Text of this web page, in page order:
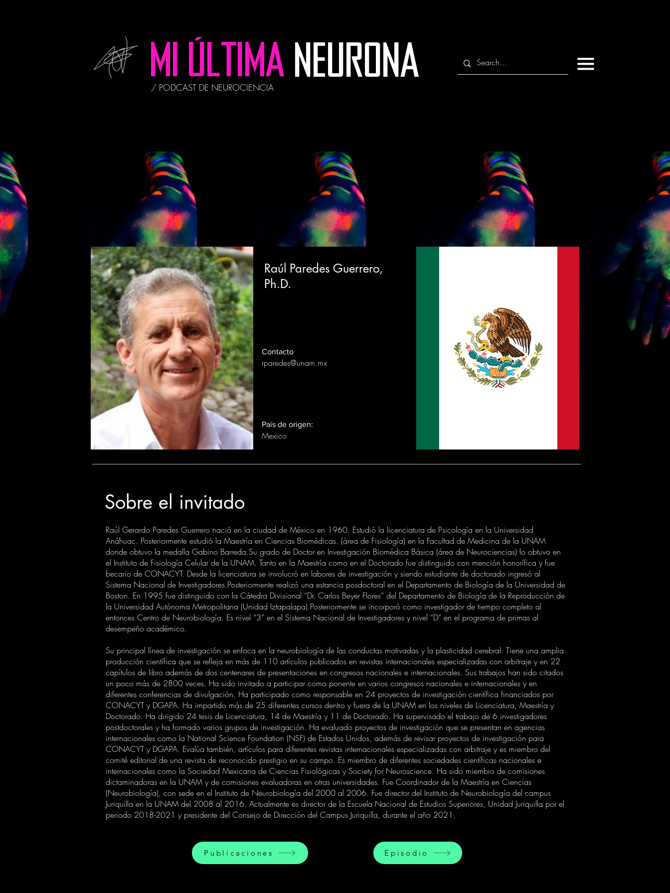
MI ÚLTIMA
/ PODCAST DE NEUROCIENCIA NEURONA
Raúl Paredes Guerrero,
Ph.D.
Contacto
rparedes@unam.mx
País de origen:
Mexico
Sobre el invitado
Raúl Gerardo Paredes Guerrero nació en la ciudad de México en 1960. Estudió la licenciatura de Psicología en la Universidad
Anáhuac. Posteriormente estudió la Maestría en Ciencias Biomédicas. (área de Fisiología) en la Facultad de Medicina de la UNAM
donde obtuvo la medalla Gabino Barreda.Su grado de Doctor en Investigación Biomédica Básica (área de Neurociencias) lo obtuvo en
el Instituto de Fisiología Celular de la UNAM. Tanto en la Maestría como en el Doctorado fue distinguido con mención honorífica y fue
becario de CONACYT. Desde la licenciatura se involucró en labores de investigación y siendo estudiante de doctorado ingresó al
Sistema Nacional de Investigadores.Posteriormente realizó una estancia posdoctoral en el Departamento de Biología de la Universidad de
Boston. En 1995 fue distinguido con la Cátedra Divisional “Dr. Carlos Beyer Flores” del Departamento de Biología de la Reproducción de
la Universidad Autónoma Metropolitana (Unidad Iztapalapa).Posteriormente se incorporó como investigador de tiempo completo al
entonces Centro de Neurobiología. Es nivel “3” en el Sistema Nacional de Investigadores y nivel “D” en el programa de primas al
desempeño académico.
Su principal línea de investigación se enfoca en la neurobiología de las conductas motivadas y la plasticidad cerebral. Tiene una amplia
producción científica que se refleja en más de 110 artículos publicados en revistas internacionales especializadas con arbitraje y en 22
capítulos de libro además de dos centenares de presentaciones en congresos nacionales e internacionales. Sus trabajos han sido citados
un poco más de 2800 veces. Ha sido invitado a participar como ponente en varios congresos nacionales e internacionales y en
diferentes conferencias de divulgación. Ha participado como responsable en 24 proyectos de investigación científica financiados por
CONACYT y DGAPA. Ha impartido más de 25 diferentes cursos dentro y fuera de la UNAM en los niveles de Licenciatura, Maestría y
Doctorado. Ha dirigido 24 tesis de Licenciatura, 14 de Maestría y 11 de Doctorado. Ha supervisado el trabajo de 6 investigadores
postdoctorales y ha formado varios grupos de investigación. Ha evaluado proyectos de investigación que se presentan en agencias
internacionales como la National Science Foundation (NSF) de Estados Unidos, además de revisar proyectos de investigación para
CONACYT y DGAPA. Evalúa también, artículos para diferentes revistas internacionales especializadas con arbitraje y es miembro del
comité editorial de una revista de reconocido prestigio en su campo. Es miembro de diferentes sociedades científicas nacionales e
internacionales como la Sociedad Mexicana de Ciencias Fisiológicas y Society for Neuroscience. Ha sido miembro de comisiones
dictaminadoras en la UNAM y de comisiones evaluadoras en otras universidades. Fue Coordinador de la Maestría en Ciencias
(Neurobiología), con sede en el Instituto de Neurobiología del 2000 al 2006. Fue director del Instituto de Neurobiología del campus
Juriquilla en la UNAM del 2008 al 2016. Actualmente es director de la Escuela Nacional de Estudios Superiores, Unidad Juriquilla por el
periodo 2018-2021 y presidente del Consejo de Dirección del Campus Juriquilla, durante el año 2021.
Publicaciones Episodio